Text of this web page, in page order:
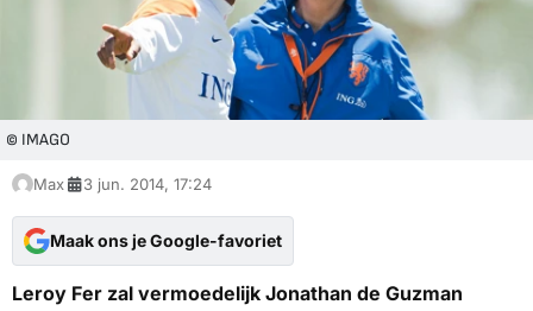
© IMAGO
Max 3 jun. 2014, 17:24
Maak ons je Google-favoriet
Leroy Fer zal vermoedelijk Jonathan de Guzman